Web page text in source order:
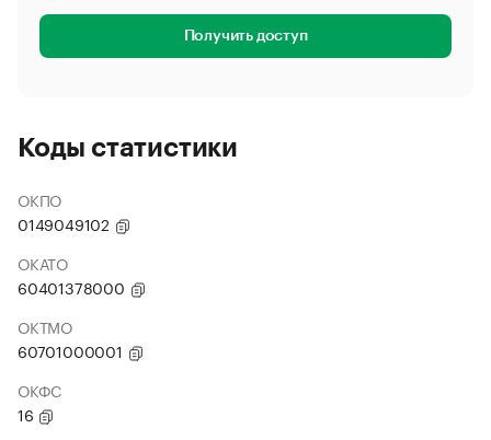
Получить доступ
Коды статистики
ОКПО
0149049102
ОКАТО
60401378000
ОКТМО
60701000001
ОКФС
16